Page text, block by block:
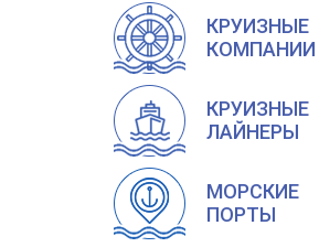
КРУИЗНЫЕ
КОМПАНИИ
КРУИЗНЫЕ
ЛАЙНЕРЫ
МОРСКИЕ
ПОРТЫ